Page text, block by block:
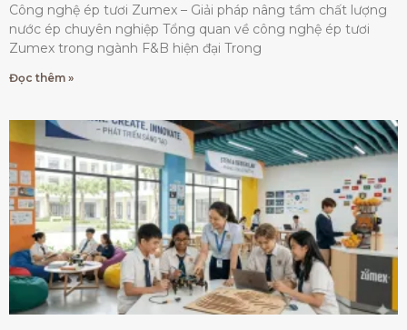
Công nghệ ép tươi Zumex – Giải pháp nâng tầm chất lượng
nước ép chuyên nghiệp Tổng quan về công nghệ ép tươi
Zumex trong ngành F&B hiện đại Trong
Đọc thêm »